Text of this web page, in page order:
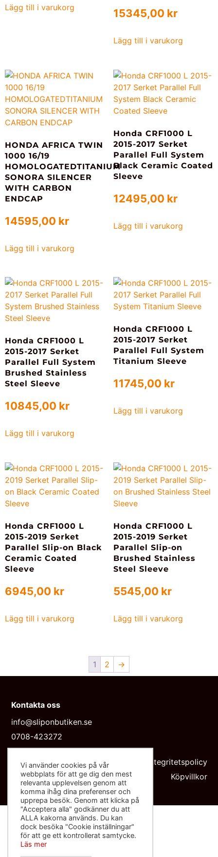
Lägg till i varukorg 15345,00 kr
Lägg till i varukorg
HONDA AFRICA TWIN
1000 16/19
HOMOLOGATEDTITANIUM
SONORA SILENCER
WITH CARBON
ENDCAP
14595,00 kr
Lägg till i varukorg
Honda CRF1000 L
2015-2017 Serket
Parallel Full System
Black Ceramic Coated
Sleeve
12495,00 kr
Lägg till i varukorg
Honda CRF1000 L
2015-2017 Serket
Parallel Full System
Brushed Stainless
Steel Sleeve
10845,00 kr
Lägg till i varukorg
Honda CRF1000 L
2015-2017 Serket
Parallel Full System
Titanium Sleeve
11745,00 kr
Lägg till i varukorg
Honda CRF1000 L
2015-2019 Serket
Parallel Slip-on Black
Ceramic Coated
Sleeve
6945,00 kr
Lägg till i varukorg
Honda CRF1000 L
2015-2019 Serket
Parallel Slip-on
Brushed Stainless
Steel Sleeve
5545,00 kr
Lägg till i varukorg
1 2 →
Kontakta oss
info@sliponbutiken.se
0708-423272
Org nr: 559091-8602
Integritetspolicy
Köpvillkor
Vi använder cookies på vår
webbplats för att ge dig den mest
relevanta upplevelsen genom att
komma ihåg dina preferenser och
upprepa besök. Genom att klicka på
"Acceptera alla" godkänner du att
ALLA kakorna används. Du kan
dock besöka "Cookie inställningar"
för att ge ett kontrollerat samtycke.
Läs mer